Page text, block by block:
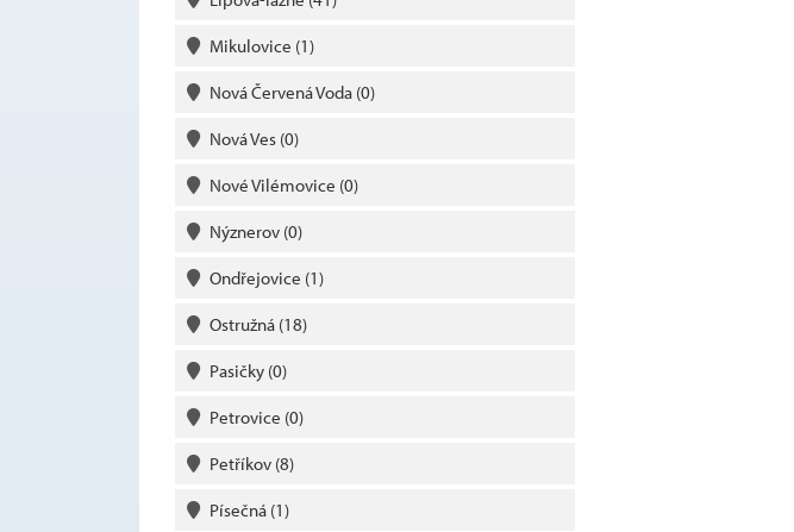
Mikulovice (1)
Nová Červená Voda (0)
Nová Ves (0)
Nové Vilémovice (0)
Nýznerov (0)
Ondřejovice (1)
Ostružná (18)
Pasičky (0)
Petrovice (0)
Petříkov (8)
Písečná (1)